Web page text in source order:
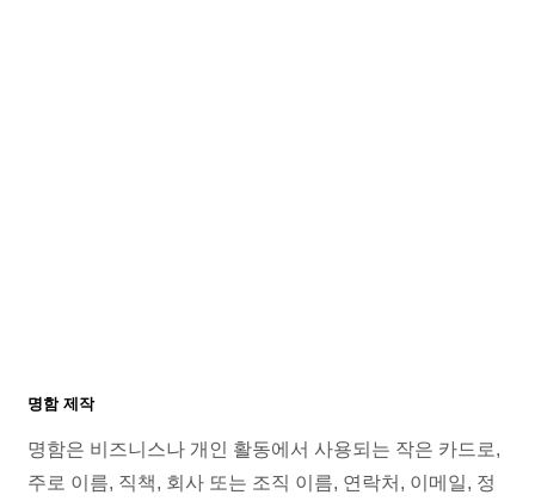
명함 제작
명함은 비즈니스나 개인 활동에서 사용되는 작은 카드로,
주로 이름, 직책, 회사 또는 조직 이름, 연락처, 이메일, 정